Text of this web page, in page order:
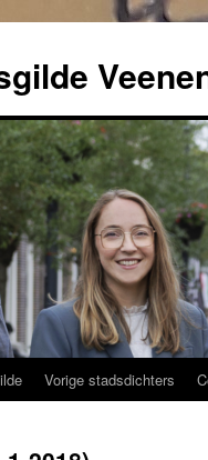
Vorige stadsdichters